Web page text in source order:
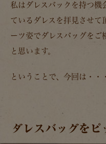
私はダレスバックを持つ機
ているダレスを拝見させて
ーツ姿でダレスバッグをご
と思います。
ということで、今回は・・・
ダレスバッグを